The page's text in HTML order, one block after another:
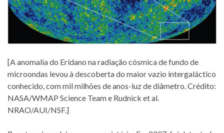
[A anomalia do Erídano na radiação cósmica de fundo de
microondas levou à descoberta do maior vazio intergaláctico
conhecido, com mil milhões de anos-luz de diâmetro. Crédito:
NASA/WMAP Science Team e Rudnick et al.
NRAO/AUI/NSF.]